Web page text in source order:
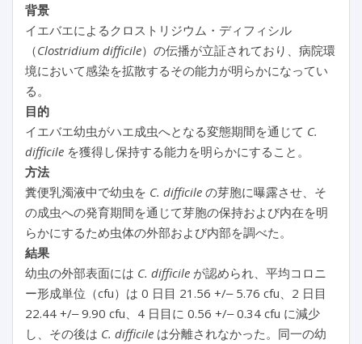
背景
イエバエによるクロストリジウム・ディフィシル
（Clostridium difficile）の伝播が立証されており、病院環
境において感染を拡散するその能力が明らかになってい
る。
目的
イエバエ幼虫がハエ成虫へとなる変態期間を通じて C.
difficile を獲得し保持する能力を明らかにすること。
方法
糞便乳濁液中で幼虫を C. difficile の芽胞に曝露させ、そ
の成虫への発育期間を通じて芽胞の保持および内在を明
らかにするため虫体の外部および内部を調べた。
結果
幼虫の外部表面には C. difficile が認められ、平均コロニ
ー形成単位（cfu）は 0 日目 21.56 +/‒ 5.76 cfu、2 日目
22.44 +/‒ 9.90 cfu、4 日目に 0.56 +/‒ 0.34 cfu に減少
し、その後は C. difficile は分離されなかった。同一の幼